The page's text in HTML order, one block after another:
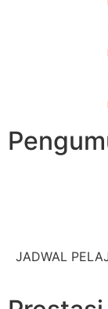
JADWAL